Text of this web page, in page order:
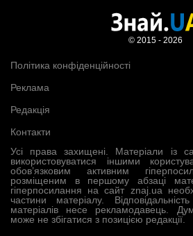
Усі права захищені. Матеріали із
використовуватися іншими
обов’язковим активним
розміщеним в першому абзаці
гіперпосилання на сайт znaj.ua
частини матеріалу.
матеріалів несе рекламодавець.
може не збігатися з позицією редакції.
Політика конфіденційності
Реклама
Редакція
Контакти
© 2015 - 2026